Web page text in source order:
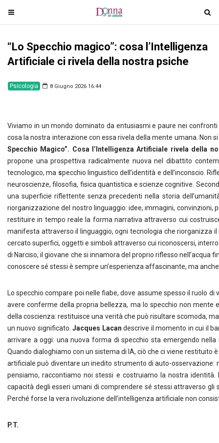
T
o
g
l
n
g
a
t
i
o
n
T
o
g
g
a
t
i
o
n
“Lo Specchio magico”: cosa l’Intelligenza
Artificiale ci rivela della nostra psiche
Psicologia 8 Giugno 2026 16:44
Viviamo in un mondo dominato da entusiasmi e paure nei
cosa la nostra interazione con essa rivela della mente umana. Non
Specchio Magico”. Cosa l’Intelligenza Artificiale rivela della
propone una prospettiva radicalmente nuova nel dibattito
tecnologico, ma specchio linguistico dell’identità e dell’inconscio.
neuroscienze, filosofia, fisica quantistica e scienze cognitive.
una superficie riflettente senza precedenti nella storia
riorganizzazione del nostro linguaggio: idee, immagini, convinzioni,
restituire in tempo reale la forma narrativa attraverso cui
manifesta attraverso il linguaggio, ogni tecnologia che riorganizza
cercato superfici, oggetti e simboli attraverso cui riconoscersi,
di Narciso, il giovane che si innamora del proprio riflesso nell’acqua
conoscere sé stessi è sempre un’esperienza affascinante, ma
Lo specchio compare poi nelle fiabe, dove assume spesso il ruolo
avere conferme della propria bellezza, ma lo specchio non
della coscienza: restituisce una verità che può risultare scomoda,
un nuovo significato.Jacques Lacan descrive il momento in cui il
arrivare a oggi: una nuova forma di specchio sta emergendo
Quando dialoghiamo con un sistema di IA, ciò che ci viene restituito
artificiale può diventare un inedito strumento di auto-
pensiamo, raccontiamo noi stessi e costruiamo la nostra
capacità degli esseri umani di comprendere sé stessi attraverso
Perché forse la vera rivoluzione dell’intelligenza artificiale non
P.T.